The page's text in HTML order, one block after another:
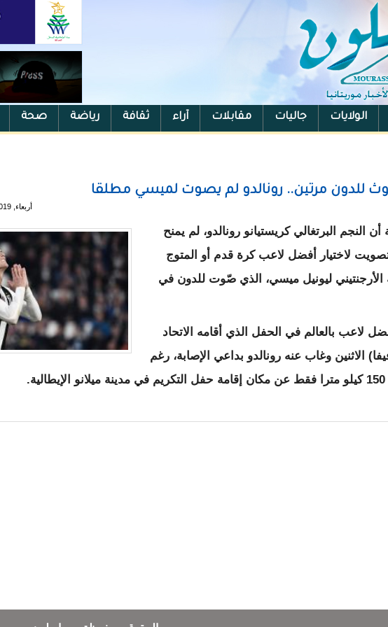
الولايات جاليات مقابلات آراء ثقافة رياضة صحة
للدون مرتين.. رونالدو لم يصوت لميسي مطلقا
أربعاء, 25/09/2019 - 10:37
النجم البرتغالي كريستيانو رونالدو، لم يمنح
لاختيار أفضل لاعب كرة قدم أو المتوج
الأرجنتيني ليونيل ميسي، الذي صّوت للدون في
لاعب بالعالم في الحفل الذي أقامه الاتحاد
الاثنين وغاب عنه رونالدو بداعي الإصابة، رغم
تصويت البرغوث للدون مرتين.. رونالدو لم يصوت لميسي مطلقا